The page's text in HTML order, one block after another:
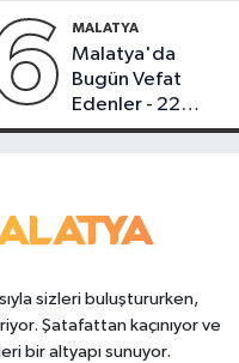
MALATYA
Malatya'da
Bugün Vefat
Edenler - 22
Temmuz 2026
sizleri buluştururken,
Şatafattan kaçınıyor ve
bir altyapı sunuyor.